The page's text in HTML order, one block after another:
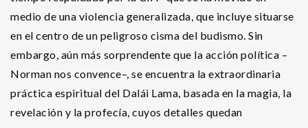
medio de una violencia generalizada, que incluye situarse
en el centro de un peligroso cisma del budismo. Sin
embargo, aún más sorprendente que la acción política –
Norman nos convence–, se encuentra la extraordinaria
práctica espiritual del Dalái Lama, basada en la magia, la
revelación y la profecía, cuyos detalles quedan